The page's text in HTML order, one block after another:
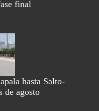
final
hasta Salto-
de agosto